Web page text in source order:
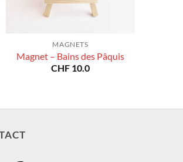
MAGNETS
Magnet – Bains des Pâquis
CHF 10.0